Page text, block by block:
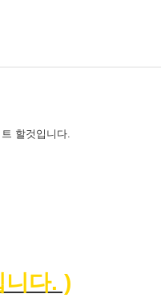
할것입니다.
다. )